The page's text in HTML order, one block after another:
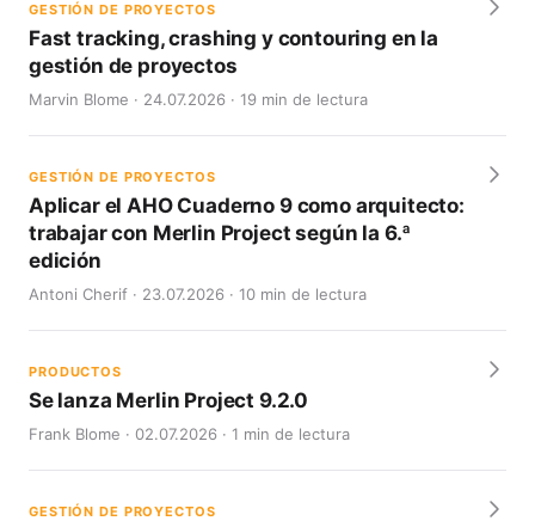
GESTIÓN DE PROYECTOS
Fast tracking, crashing y contouring en la
gestión de proyectos
Marvin Blome · 24.07.2026 · 19 min de lectura
GESTIÓN DE PROYECTOS
Aplicar el AHO Cuaderno 9 como arquitecto:
trabajar con Merlin Project según la 6.ª
edición
Antoni Cherif · 23.07.2026 · 10 min de lectura
PRODUCTOS
Se lanza Merlin Project 9.2.0
Frank Blome · 02.07.2026 · 1 min de lectura
GESTIÓN DE PROYECTOS